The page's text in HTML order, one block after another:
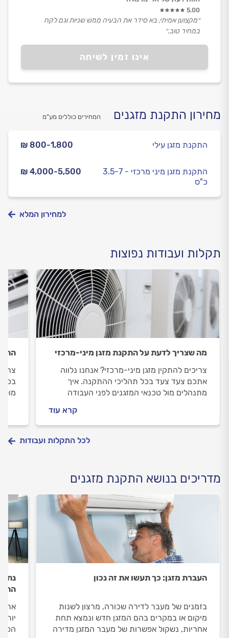
אינו זמין לשיחה
5.00
״מקצוען אמיתי, בא סידר את הבעיה ממש שניות וגם לקח
במחיר טוב.״
מחירון התקנת מזגנים המחירים כוללים מע”מ
₪ 800-1,800 התקנת מזגן עילי
₪ 4,000-5,500
התקנת מזגן מיני מרכזי - 3.5-7
כ"ס
למחירון המלא
תקלות ועבודות נפוצות
מה שצריך לדעת על התקנת מזגן מיני-מרכזי
צריכים להתקין מזגן מיני-מרכזי? אנחנו נלווה
אתכם צעד צעד בכל תהליכי ההתקנה. איך
מתנהלים מול טכנאי המזגנים לפני העבודה
קרא עוד
בכל
מול
לכל התקלות ועבודות
מדריכים בנושא התקנת מזגנים
העברת מזגן: כך תעשו את זה נכון
בזמנים של מעבר לדירה שכורה, מרצון לשנות
מיקום או במקרים בהם המזגן חדש ונמצא תחת
אחריות, נשקול אפשרות של מעבר המזגן מדירה